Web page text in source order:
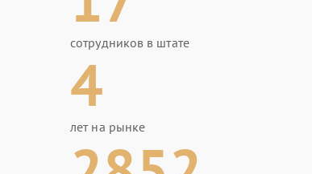
сотрудников в штате
4
лет на рынке